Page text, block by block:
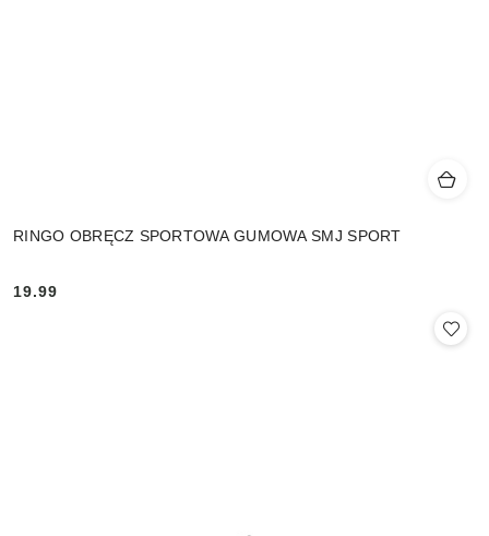
RINGO OBRĘCZ SPORTOWA GUMOWA SMJ SPORT
Cena:
19.99